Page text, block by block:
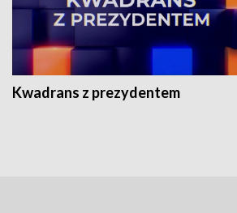
Kwadrans z prezydentem